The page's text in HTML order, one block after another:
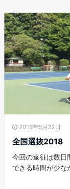
2018年5月22日
全国選抜2018
今回の遠征は数日
できる時間が少な